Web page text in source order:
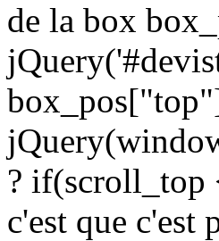
de la box
? if(scroll_top
c'est que